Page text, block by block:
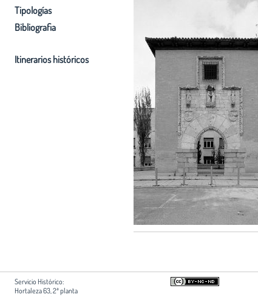
Tipologías
Bibliografia
Itinerarios históricos
Servicio Histórico:
Hortaleza 63, 2ª planta